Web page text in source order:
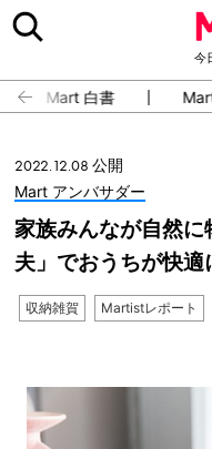
今
Mart 白書
2022.12.08 公開
Mart アンバサダー
家族みんなが自然
夫」でおうちが快
収納雑賀 Martistレポート